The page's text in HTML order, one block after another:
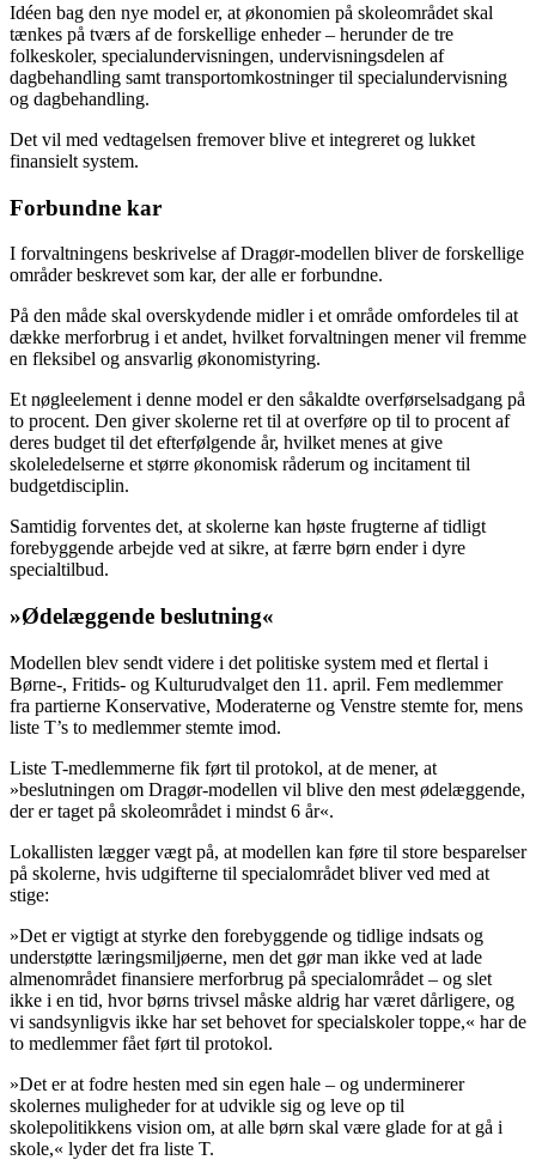
Idéen bag den nye model er, at økonomien på skoleområdet skal
tænkes på tværs af de forskellige enheder – herunder de tre
folkeskoler, specialundervisningen, undervisningsdelen af
dagbehandling samt transportomkostninger til specialundervisning
og dagbehandling.
Det vil med vedtagelsen fremover blive et integreret og lukket
finansielt system.
Forbundne kar
I forvaltningens beskrivelse af Dragør-modellen bliver de forskellige
områder beskrevet som kar, der alle er forbundne.
På den måde skal overskydende midler i et område omfordeles til at
dække merforbrug i et andet, hvilket forvaltningen mener vil fremme
en fleksibel og ansvarlig økonomistyring.
Et nøgleelement i denne model er den såkaldte overførselsadgang på
to procent. Den giver skolerne ret til at overføre op til to procent af
deres budget til det efterfølgende år, hvilket menes at give
skoleledelserne et større økonomisk råderum og incitament til
budgetdisciplin.
Samtidig forventes det, at skolerne kan høste frugterne af tidligt
forebyggende arbejde ved at sikre, at færre børn ender i dyre
specialtilbud.
»Ødelæggende beslutning«
Modellen blev sendt videre i det politiske system med et flertal i
Børne-, Fritids- og Kulturudvalget den 11. april. Fem medlemmer
fra partierne Konservative, Moderaterne og Venstre stemte for, mens
liste T’s to medlemmer stemte imod.
Liste T-medlemmerne fik ført til protokol, at de mener, at
»beslutningen om Dragør-modellen vil blive den mest ødelæggende,
der er taget på skoleområdet i mindst 6 år«.
Lokallisten lægger vægt på, at modellen kan føre til store besparelser
på skolerne, hvis udgifterne til specialområdet bliver ved med at
stige:
»Det er vigtigt at styrke den forebyggende og tidlige indsats og
understøtte læringsmiljøerne, men det gør man ikke ved at lade
almenområdet finansiere merforbrug på specialområdet – og slet
ikke i en tid, hvor børns trivsel måske aldrig har været dårligere, og
vi sandsynligvis ikke har set behovet for specialskoler toppe,« har de
to medlemmer fået ført til protokol.
»Det er at fodre hesten med sin egen hale – og underminerer
skolernes muligheder for at udvikle sig og leve op til
skolepolitikkens vision om, at alle børn skal være glade for at gå i
skole,« lyder det fra liste T.